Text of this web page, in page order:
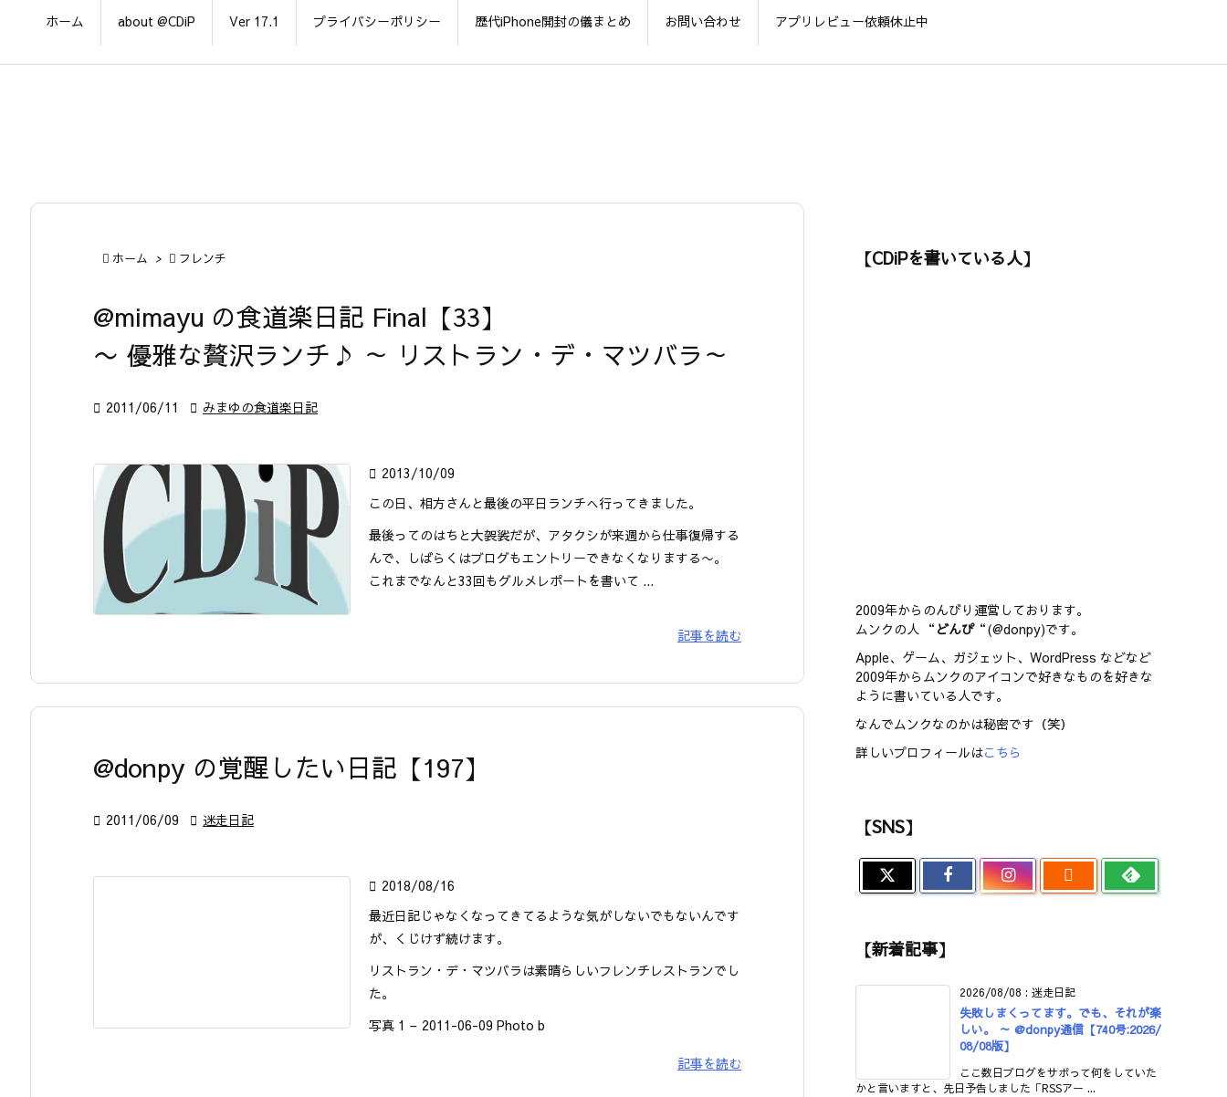
ホーム about @CDiP Ver 17.1 プライバシーポリシー 歴代iPhone開封の儀まとめ お問い合わせ アプリレビュー依頼休止中
 ホーム >  フレンチ
@mimayu の食道楽日記 Final【33】
〜 優雅な贅沢ランチ♪ ～ リストラン・デ・マツバラ～
 2011/06/11  みまゆの食道楽日記
 2013/10/09
この日、相方さんと最後の平日ランチへ行ってきました。
最後ってのはちと大袈裟だが、アタクシが来週から仕事復帰する
んで、しばらくはブログもエントリーできなくなりまする〜。
これまでなんと33回もグルメレポートを書いて ...
記事を読む
@donpy の覚醒したい日記【197】
 2011/06/09  迷走日記
 2018/08/16
最近日記じゃなくなってきてるような気がしないでもないんです
が、くじけず続けます。
リストラン・デ・マツバラは素晴らしいフレンチレストランでし
た。
写真 1 – 2011-06-09 Photo b
記事を読む
【CDiPを書いている人】
2009年からのんびり運営しております。
ムンクの人 “ どんぴ“(@donpy)です。
Apple、ゲーム、ガジェット、WordPress などなど
2009年からムンクのアイコンで好きなものを好きな
ように書いている人です。
なんでムンクなのかは秘密です（笑）
詳しいプロフィールはこちら
【SNS】

【新着記事】
2026/08/08 : 迷走日記
失敗しまくってます。でも、それが楽
しい。 ～ @donpy通信【740号:2026/
08/08版】
ここ数日ブログをサボって何をしていた
かと言いますと、先日予告しました「RSSアー ...